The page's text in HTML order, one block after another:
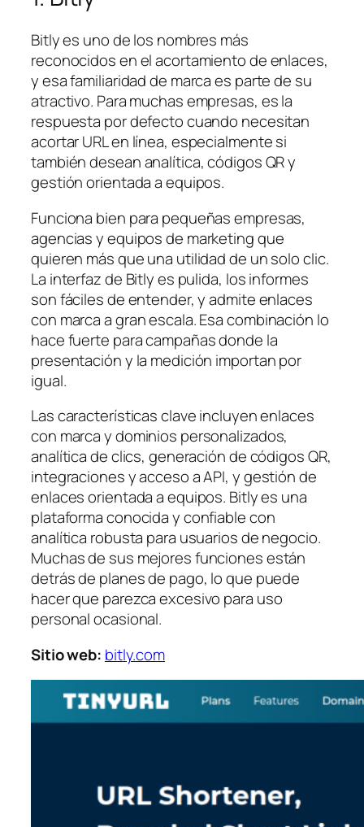
Bitly es uno de los nombres más
reconocidos en el acortamiento de enlaces,
y esa familiaridad de marca es parte de su
atractivo. Para muchas empresas, es la
respuesta por defecto cuando necesitan
acortar URL en línea, especialmente si
también desean analítica, códigos QR y
gestión orientada a equipos.
Funciona bien para pequeñas empresas,
agencias y equipos de marketing que
quieren más que una utilidad de un solo clic.
La interfaz de Bitly es pulida, los informes
son fáciles de entender, y admite enlaces
con marca a gran escala. Esa combinación lo
hace fuerte para campañas donde la
presentación y la medición importan por
igual.
Las características clave incluyen enlaces
con marca y dominios personalizados,
analítica de clics, generación de códigos QR,
integraciones y acceso a API, y gestión de
enlaces orientada a equipos. Bitly es una
plataforma conocida y confiable con
analítica robusta para usuarios de negocio.
Muchas de sus mejores funciones están
detrás de planes de pago, lo que puede
hacer que parezca excesivo para uso
personal ocasional.
Sitio web: bitly.com